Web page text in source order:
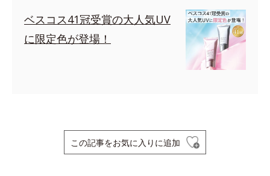
ベスコス41冠受賞の大人気UV
に限定色が登場！
この記事をお気に入りに追加